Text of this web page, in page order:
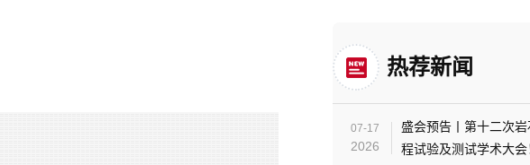
热荐新闻
07-17
2026
盛会预告丨第十二次
程试验及测试学术大会